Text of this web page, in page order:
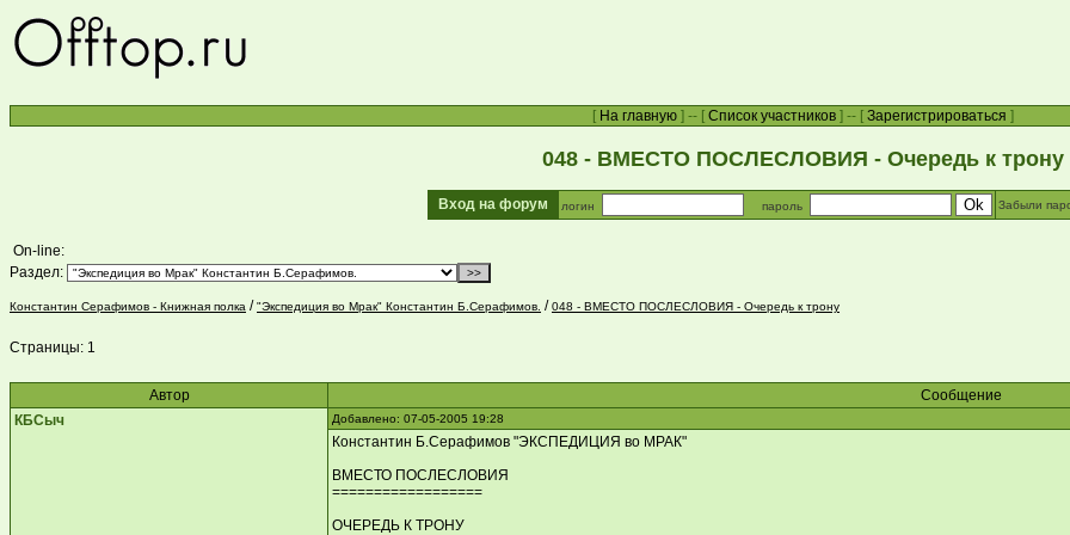
[ На главную] -- [ Список участников] -- [ Зарегистрироваться ]
048 - ВМЕСТО ПОСЛЕСЛОВИЯ - Очередь к трону
Вход на форум логин пароль Забыли
On-line:
Раздел:
Константин Серафимов - Книжная полка /"Экспедиция во Мрак" Константин Б.Серафимов. /048 - ВМЕСТО ПОСЛЕСЛОВИЯ - Очередь к трону
Страницы: 1
Автор
Сообщение
КБСыч
Добавлено: 07-05-2005 19:28
Константин Б.Серафимов "ЭКСПЕДИЦИЯ во МРАК"
ВМЕСТО ПОСЛЕСЛОВИЯ
==================
ОЧЕРЕДЬ К ТРОНУ